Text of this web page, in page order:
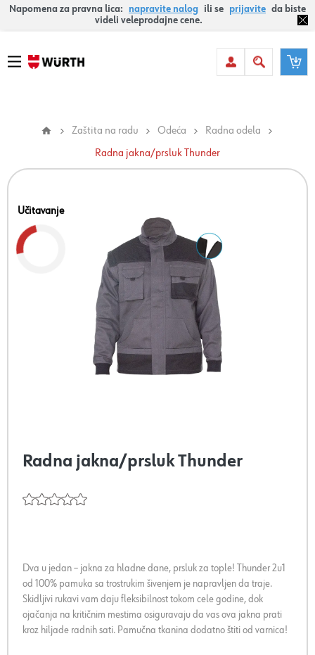
Napomena za pravna lica: napravite nalog ili se prijavite da biste
videli veleprodajne cene.
Zaštita na radu Odeća
Radna odela
Radna jakna/prsluk Thunder
Učitavanje
Radna jakna/prsluk Thunder
Dva u jedan – jakna za hladne dane, prsluk za tople! Thunder 2u1
od 100% pamuka sa trostrukim šivenjem je napravljen da traje.
Skidljivi rukavi vam daju fleksibilnost tokom cele godine, dok
ojačanja na kritičnim mestima osiguravaju da vas ova jakna prati
kroz hiljade radnih sati. Pamučna tkanina dodatno štiti od varnica!